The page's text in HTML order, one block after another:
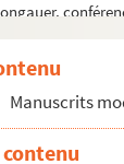
en Alsace
dans les
d'Athènes
de Goethe
Manuscrits